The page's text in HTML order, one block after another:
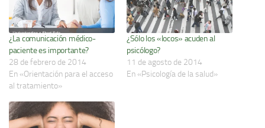
¿La comunicación médico-
paciente es importante?
28 de febrero de 2014
En «Orientación para el acceso
al tratamiento»
¿Sólo los «locos» acuden al
psicólogo?
11 de agosto de 2014
En «Psicología de la salud»